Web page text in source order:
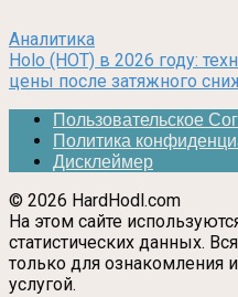
Аналитика
Holo (HOT) в 2026 году:
цены после затяжного
Пользовательское
Политика
Дисклеймер
© 2026 HardHodl.com
На этом сайте
статистических данных.
только для ознакомления
услугой.